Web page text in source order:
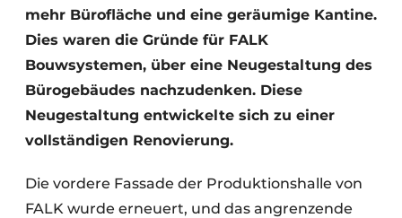
mehr Bürofläche und eine geräumige Kantine.
Dies waren die Gründe für FALK
Bouwsystemen, über eine Neugestaltung des
Bürogebäudes nachzudenken. Diese
Neugestaltung entwickelte sich zu einer
vollständigen Renovierung.
Die vordere Fassade der Produktionshalle von
FALK wurde erneuert, und das angrenzende